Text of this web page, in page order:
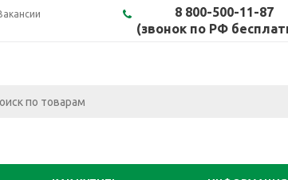
8 800-500-11-87
(звонок по РФ